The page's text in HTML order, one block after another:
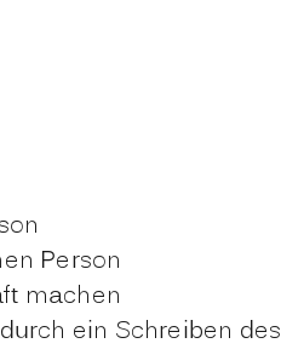
Person
machen
ein Schreiben des